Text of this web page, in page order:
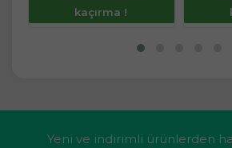
kaçırma !
Yeni ve indirimli ürünlerden